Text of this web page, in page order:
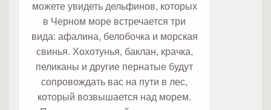
можете увидеть дельфинов, которых
в Черном море встречается три
вида: афалина, белобочка и морская
свинья. Хохотунья, баклан, крачка,
пеликаны и другие пернатые будут
сопровождать вас на пути в лес,
который возвышается над морем.